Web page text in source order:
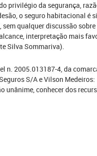
privilégio da segurança,
o seguro habitacional é
qualquer discussão
interpretação mais
Silva Sommariva).
n. 2005.013187-4, da
S/A e Vilson Medeiros:
unânime, conhecer dos